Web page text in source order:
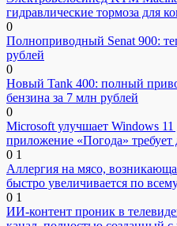
гидравлические тормоза для
0
Полноприводный Senat 900:
рублей
0
Новый Tank 400: полный
бензина за 7 млн рублей
0
Microsoft улучшает Windows
приложение «Погода» требует
0 1
Аллергия на мясо,
быстро увеличивается по
0 1
ИИ-контент проник в